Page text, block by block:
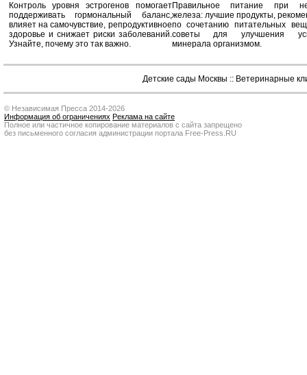
Контроль уровня эстрогенов помогает
поддерживать гормональный баланс,
влияет на самочувствие, репродуктивное
здоровье и снижает риски заболеваний.
Узнайте, почему это так важно.
Правильное питание при
железа: лучшие продукты,
по сочетанию питательных
советы для улучшения
минерала организмом.
Детские сады Москвы :: Ветеринарные
© Независимая Пресса 2014-2026
Информация об ограничениях Реклама на сайте
Полное или частичное копирование материалов с сайта запрещено
без письменного согласия администрации портала Free-Press.RU